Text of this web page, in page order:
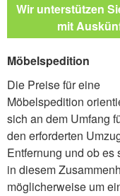
Wir unterstützen
mit
Möbelspedition
Die Preise für eine
Möbelspedition
sich an dem Umfang
den erforderten
Entfernung und ob es
in diesem
möglicherweise um